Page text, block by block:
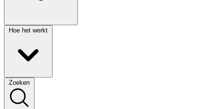
Hoe het werkt
Zoeken